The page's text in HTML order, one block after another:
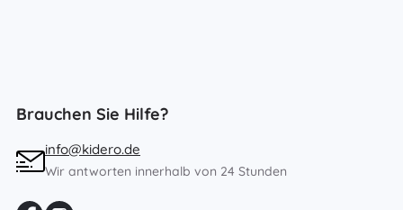
Brauchen Sie Hilfe?
info@kidero.de
Wir antworten innerhalb von 24 Stunden